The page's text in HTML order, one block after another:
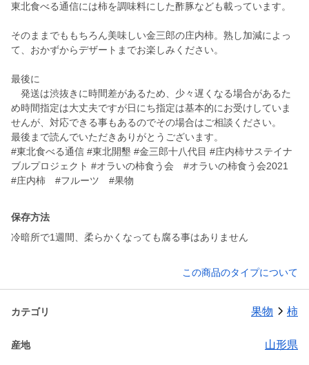
東北食べる通信には柿を調味料にした酢豚なども載っています。
そのままでももちろん美味しい金三郎の庄内柿。熟し加減によっ
て、おかずからデザートまでお楽しみください。
最後に
発送は渋抜きに時間差があるため、少々遅くなる場合があるた
め時間指定は大丈夫ですが日にち指定は基本的にお受けしていま
せんが、対応できる事もあるのでその場合はご相談ください。
最後まで読んでいただきありがとうございます。
#東北食べる通信 #東北開墾 #金三郎十八代目 #庄内柿サステイナ
ブルプロジェクト #オラいの柿食う会 #オラいの柿食う会2021
#庄内柿 #フルーツ #果物
保存方法
冷暗所で1週間、柔らかくなっても腐る事はありません
この商品のタイプについて
カテゴリ 果物 柿
産地 山形県